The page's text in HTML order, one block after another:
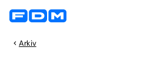
Arkiv